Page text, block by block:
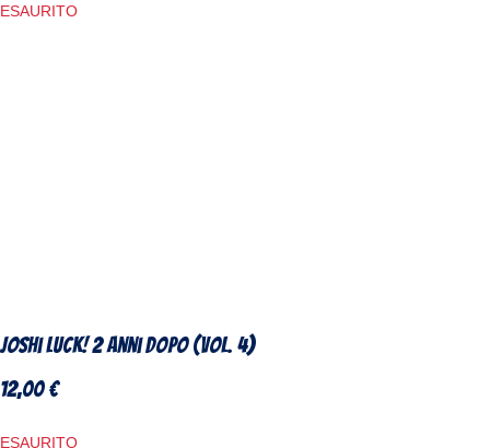
ESAURITO
Joshi Luck! 2 anni dopo (Vol. 4)
12,00€
ESAURITO